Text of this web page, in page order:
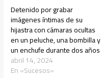
Detenido por grabar
imágenes íntimas de su
hijastra con cámaras ocultas
en un peluche, una bombilla y
un enchufe durante dos años
abril 14, 2024
En «Sucesos»